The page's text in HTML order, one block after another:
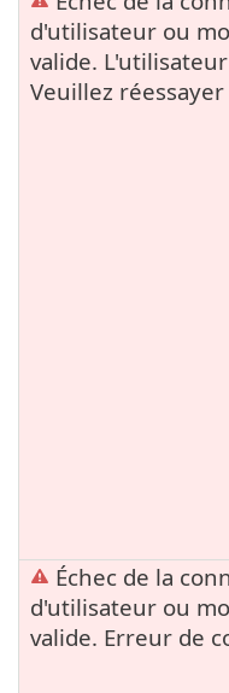
d'utilisateur ou
valide.
Veuillez
Échec de la
d'utilisateur ou
valide. Erreur de